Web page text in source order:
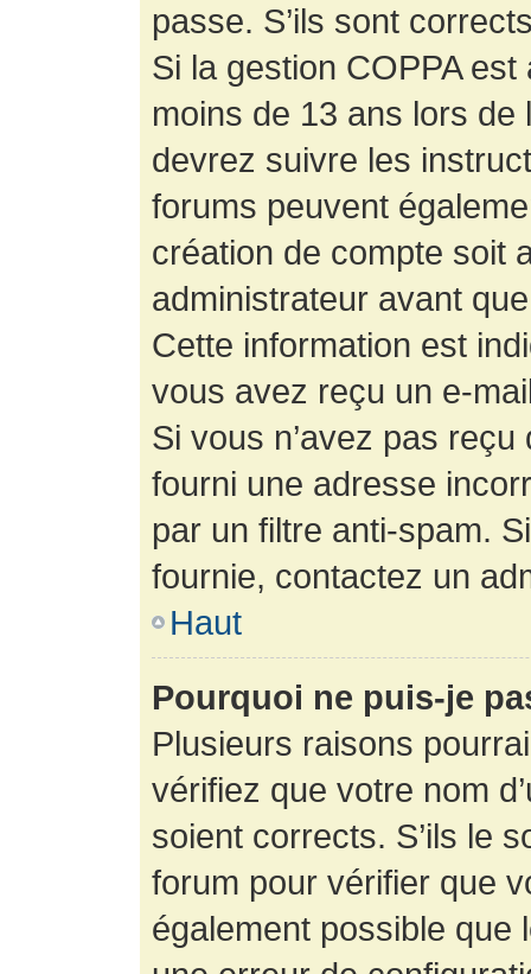
passe. S’ils sont
Si la gestion COPPA
moins de 13 ans lors de
devrez suivre les
forums peuvent
création de compte soit
administrateur avant
Cette information est
vous avez reçu un e-
Si vous n’avez pas
fourni une adresse
par un filtre anti-spam.
fournie, contactez un
Haut
Pourquoi ne puis-je
Plusieurs raisons
vérifiez que votre nom
soient corrects. S’ils le
forum pour vérifier que
également possible que